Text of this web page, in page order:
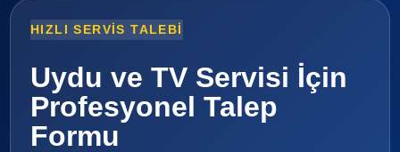
HIZLI SERVIS TALEBI
Uydu ve TV Servisi İçin
Profesyonel Talep
Formu